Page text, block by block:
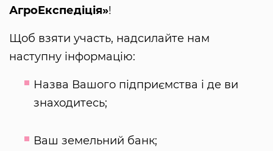
АгроЕкспедіція»!
Щоб взяти участь, надсилайте нам
наступну інформацію:
Назва Вашого підприємства і де ви
знаходитесь;
Ваш земельний банк;